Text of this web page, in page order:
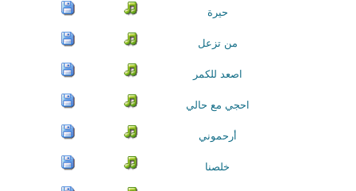
حيرة
من تزعل
اصعد للكمر
احجي مع حالي
أرحموني
خلصنا